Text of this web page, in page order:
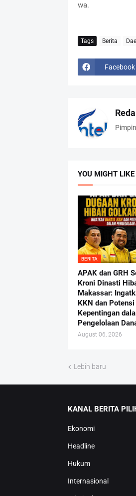
wa.
Tags Berita
Facebook
YOU MIGHT LIKE
BERITA
APAK dan GRH
Kroni Dinasti
Makassar:
KKN dan
Kepentingan
Pengelolaan
August 06, 2026
Lebih baru
KANAL BERITA
Ekonomi
Headline
Hukum
Internasional